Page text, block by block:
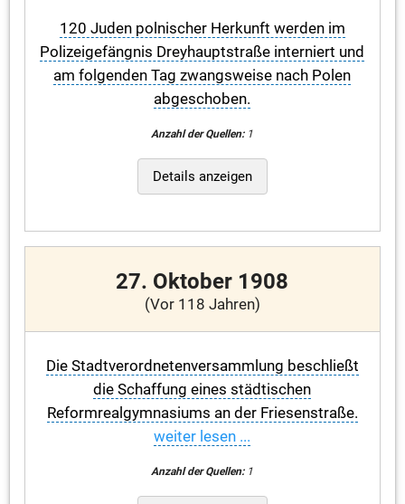
120 Juden polnischer Herkunft werden im
Polizeigefängnis Dreyhauptstraße interniert und
am folgenden Tag zwangsweise nach Polen
abgeschoben.
Anzahl der Quellen:1
Details anzeigen
27. Oktober 1908
(Vor 118 Jahren)
Die Stadtverordnetenversammlung beschließt
die Schaffung eines städtischen
Reformrealgymnasiums an der Friesenstraße.
weiter lesen ...
Anzahl der Quellen:1